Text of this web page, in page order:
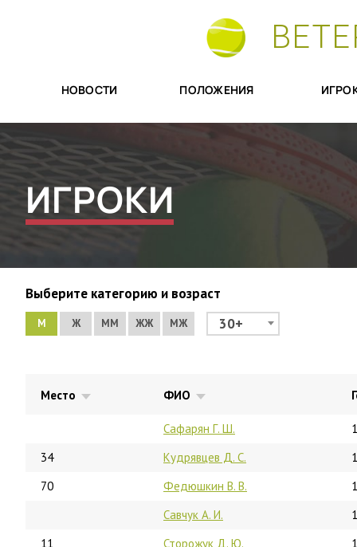
НОВОСТИ ПОЛОЖЕНИЯ
ИГРОКИ
Выберите категорию и возраст
М Ж ММ ЖЖ МЖ 30+
Место ФИО
Сафарян Г. Ш.
34
Кудрявцев Д. С.
70
Федюшкин В. В.
Савчук А. И.
11
Сторожук Д. Ю.